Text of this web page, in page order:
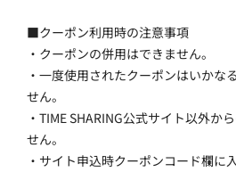
■クーポン利用時の注意事項
・クーポンの併用はできません。
・一度使用されたクーポンはいかな
せん。
・TIME SHARING公式サイト以外か
せん。
・サイト申込時クーポンコード欄に